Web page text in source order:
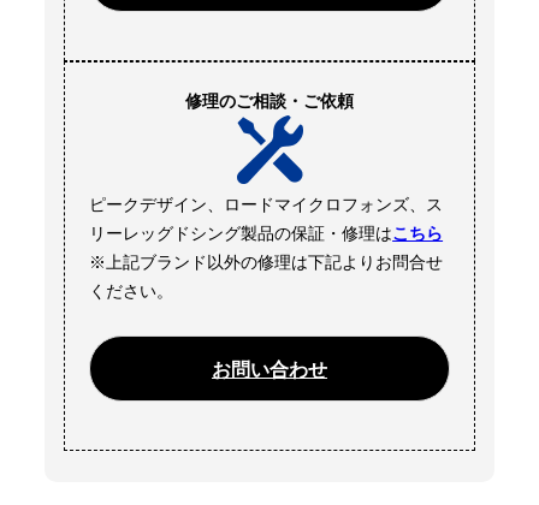
修理のご相談・ご依頼
ピークデザイン、ロードマイクロフォンズ、ス
リーレッグドシング製品の保証・修理はこちら
※上記ブランド以外の修理は下記よりお問合せ
ください。
お問い合わせ